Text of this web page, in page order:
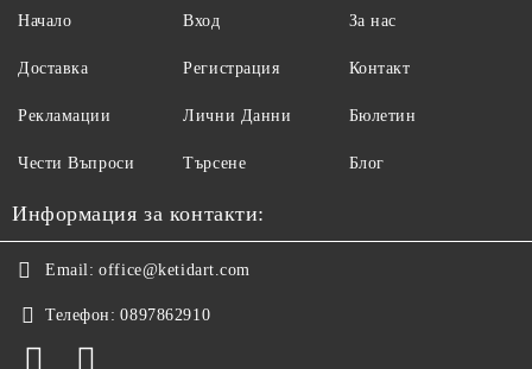
Начало
Доставка
Рекламации
Чести Въпроси
Вход
Регистрация
Лични Данни
Търсене
За нас
Контакт
Бюлетин
Блог
Информация за контакти:
Email: office@ketidart.com
Телефон: 0897862910